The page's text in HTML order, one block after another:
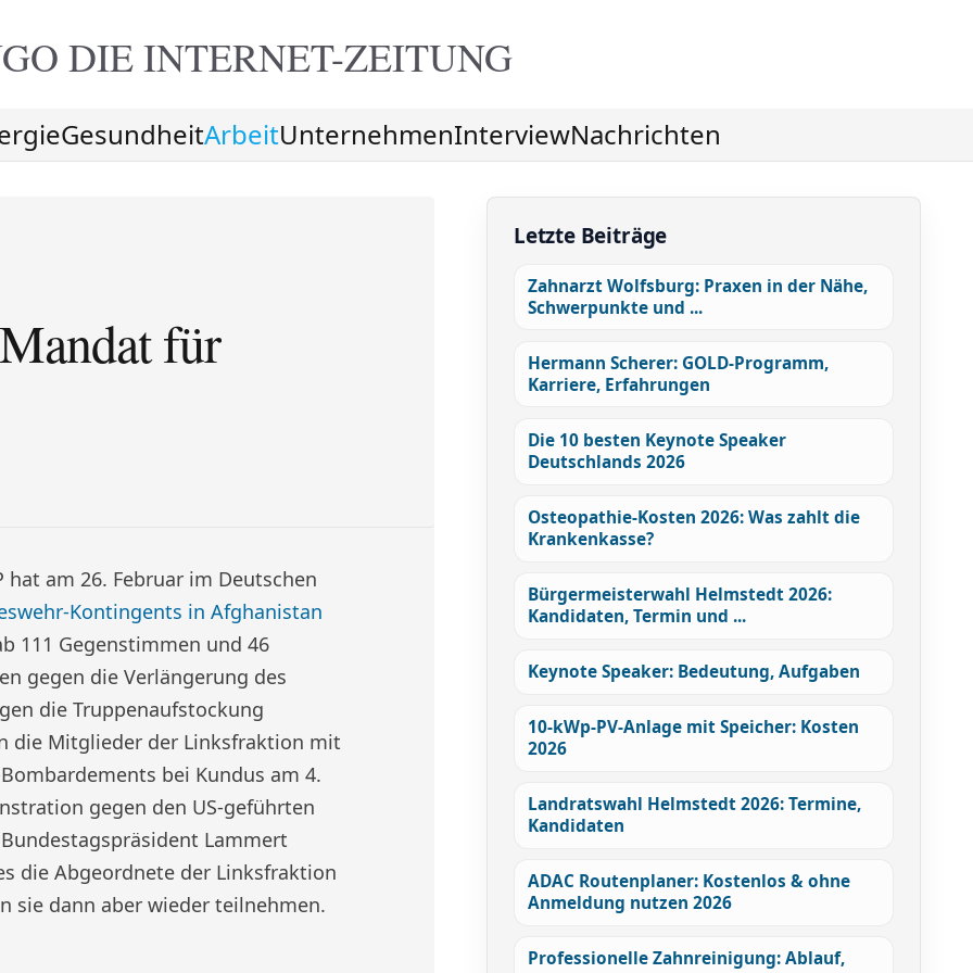
DIEINTERNET-ZEITUNG
GesundheitArbeitUnternehmenInterviewNachrichten
für
hat am 26. Februar im Deutschen
Kontingents in Afghanistan
111 Gegenstimmen und 46
gegen die Verlängerung des
die Truppenaufstockung
die Mitglieder der Linksfraktion mit
bei Kundus am 4.
gegen den US-geführten
Lammert
die Abgeordnete der Linksfraktion
sie dann aber wieder teilnehmen.
Letzte Beiträge
Zahnarzt Wolfsburg: Praxen in der Nähe,
Schwerpunkte und ...
Hermann Scherer: GOLD-Programm,
Karriere, Erfahrungen
Die 10 besten Keynote Speaker
Deutschlands 2026
Osteopathie-Kosten 2026: Was zahlt die
Krankenkasse?
Bürgermeisterwahl Helmstedt 2026:
Kandidaten, Termin und ...
Keynote Speaker: Bedeutung, Aufgaben
10-kWp-PV-Anlage mit Speicher: Kosten
2026
Landratswahl Helmstedt 2026: Termine,
Kandidaten
ADAC Routenplaner: Kostenlos & ohne
Anmeldung nutzen 2026
Professionelle Zahnreinigung: Ablauf,